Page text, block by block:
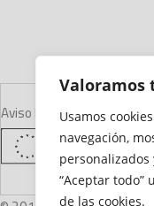
Valoramos
Usamos
navegación,
“Aceptar todo”
de las cookies.
Aviso LegalDeclaración de